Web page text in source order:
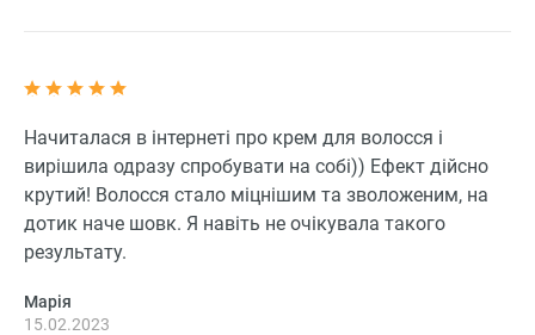
Начиталася в інтернеті про крем для волосся і
вирішила одразу спробувати на собі)) Ефект дійсно
крутий! Волосся стало міцнішим та зволоженим, на
дотик наче шовк. Я навіть не очікувала такого
результату.
Марія
15.02.2023